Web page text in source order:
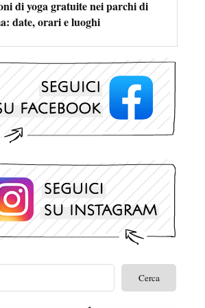
di yoga gratuite nei parchi di
date, orari e luoghi